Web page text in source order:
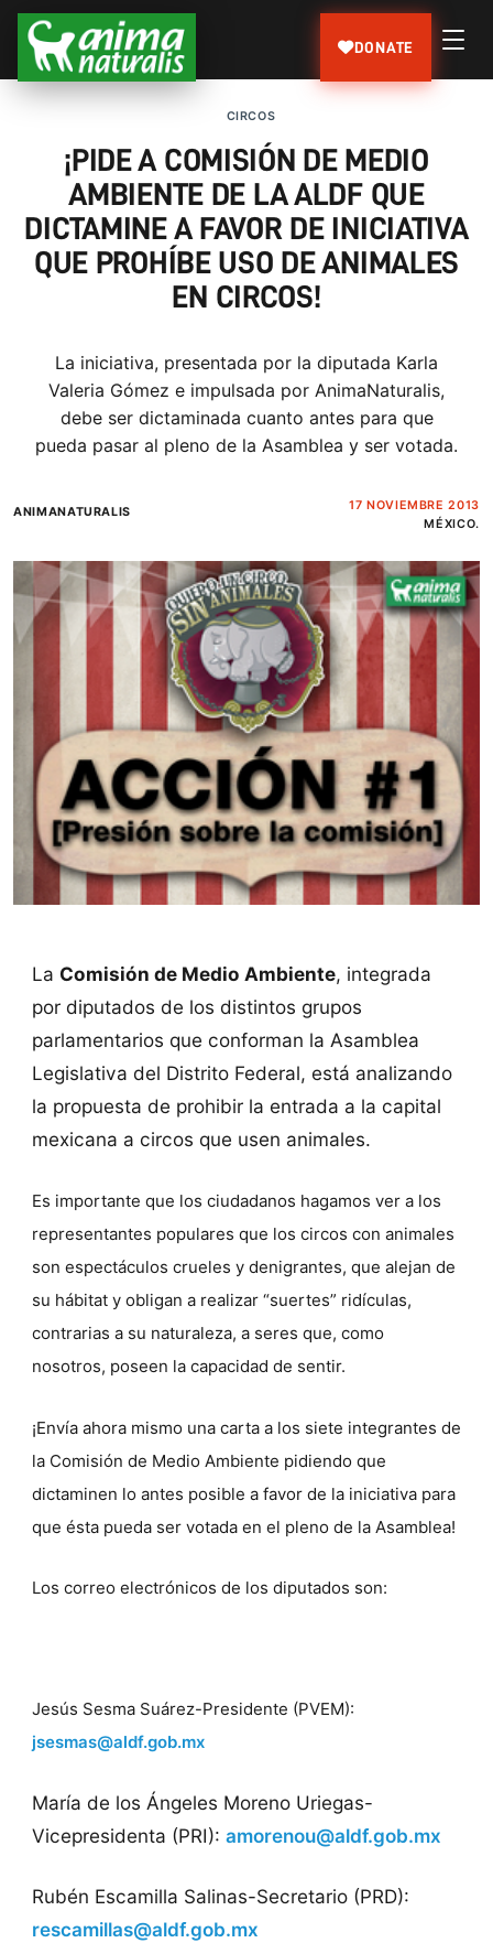
DONATE
CIRCOS
¡PIDE A COMISIÓN DE MEDIO
AMBIENTE DE LA ALDF QUE
DICTAMINE A FAVOR DE INICIATIVA
QUE PROHÍBE USO DE ANIMALES
EN CIRCOS!
La iniciativa, presentada por la diputada Karla
Valeria Gómez e impulsada por AnimaNaturalis,
debe ser dictaminada cuanto antes para que
pueda pasar al pleno de la Asamblea y ser votada.
ANIMANATURALIS
17 NOVIEMBRE 2013
MÉXICO.
La Comisión de Medio Ambiente, integrada
por diputados de los distintos grupos
parlamentarios que conforman la Asamblea
Legislativa del Distrito Federal, está analizando
la propuesta de prohibir la entrada a la capital
mexicana a circos que usen animales.
Es importante que los ciudadanos hagamos ver a los
representantes populares que los circos con animales
son espectáculos crueles y denigrantes, que alejan de
su hábitat y obligan a realizar “suertes” ridículas,
contrarias a su naturaleza, a seres que, como
nosotros, poseen la capacidad de sentir.
¡Envía ahora mismo una carta a los siete integrantes de
la Comisión de Medio Ambiente pidiendo que
dictaminen lo antes posible a favor de la iniciativa para
que ésta pueda ser votada en el pleno de la Asamblea!
Los correo electrónicos de los diputados son:
Jesús Sesma Suárez-Presidente (PVEM):
jsesmas@aldf.gob.mx
María de los Ángeles Moreno Uriegas-
Vicepresidenta (PRI): amorenou@aldf.gob.mx
Rubén Escamilla Salinas-Secretario (PRD):
rescamillas@aldf.gob.mx